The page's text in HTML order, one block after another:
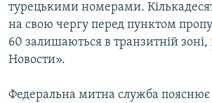
турецькими номерами.
на свою чергу перед пунктом
60 залишаються в транзитній зоні,
Новости».
Федеральна митна служба